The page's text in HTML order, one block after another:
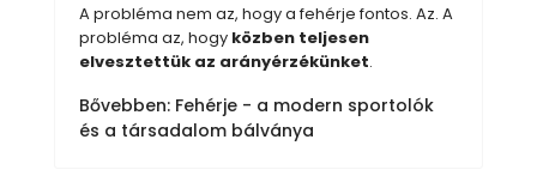
A probléma nem az, hogy a fehérje fontos. Az. A
probléma az, hogy közben teljesen
elvesztettük az arányérzékünket.
Bővebben: Fehérje - a modern sportolók
és a társadalom bálványa